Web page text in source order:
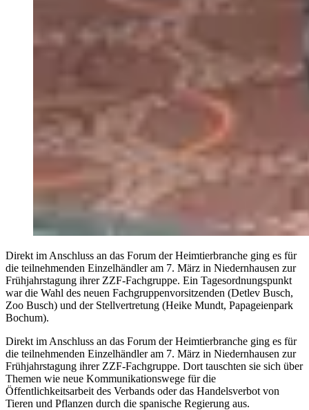
Direkt im Anschluss an das Forum der Heimtierbranche ging es für
die teilnehmenden Einzelhändler am 7. März in Niedernhausen zur
Frühjahrstagung ihrer ZZF-Fachgruppe. Ein Tagesordnungspunkt
war die Wahl des neuen Fachgruppenvorsitzenden (Detlev Busch,
Zoo Busch) und der Stellvertretung (Heike Mundt, Papageienpark
Bochum).
Direkt im Anschluss an das Forum der Heimtierbranche ging es für
die teilnehmenden Einzelhändler am 7. März in Niedernhausen zur
Frühjahrstagung ihrer ZZF-Fachgruppe. Dort tauschten sie sich über
Themen wie neue Kommunikationswege für die
Öffentlichkeitsarbeit des Verbands oder das Handelsverbot von
Tieren und Pflanzen durch die spanische Regierung aus.